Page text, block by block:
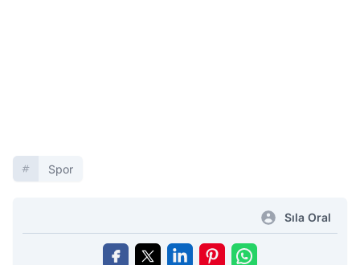
Spor
Sıla Oral